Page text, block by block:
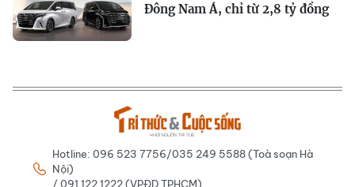
Đông Nam Á, chỉ từ 2,8 tỷ đồng
Hotline: 096 523 7756/035 249 5588 (Toà soạn Hà
Nội)
/ 091 122 1222 (VPĐD TPHCM)